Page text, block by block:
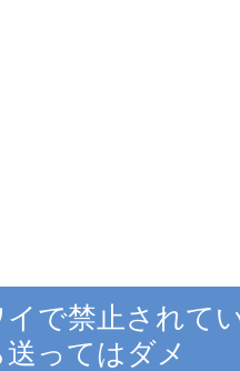
で禁止されて
ってはダメ